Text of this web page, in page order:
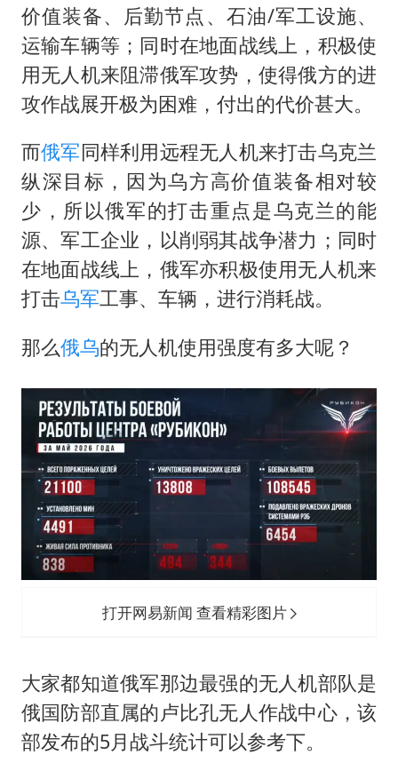
两名乘客在飞机上因调节座椅起冲突
女儿为争财产堵门阻挠父亲出殡
今日立秋你咬秋了吗
“今天得有40℃了吧 为啥还不预警”
夯实基础开新局
价值装备、后勤节点、石油/军工设施、
运输车辆等；同时在地面战线上，积极使
用无人机来阻滞俄军攻势，使得俄方的进
攻作战展开极为困难，付出的代价甚大。
而俄军同样利用远程无人机来打击乌克兰
纵深目标，因为乌方高价值装备相对较
少，所以俄军的打击重点是乌克兰的能
源、军工企业，以削弱其战争潜力；同时
在地面战线上，俄军亦积极使用无人机来
打击乌军工事、车辆，进行消耗战。
那么俄乌的无人机使用强度有多大呢？
打开网易新闻 查看精彩图片
大家都知道俄军那边最强的无人机部队是
俄国防部直属的卢比孔无人作战中心，该
部发布的5月战斗统计可以参考下。